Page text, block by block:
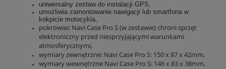
uniwersalny zestaw do instalacji GPS,
umożliwia zamontowanie nawigacji lub smartfona w
kokpicie motocykla,
pokrowiec Navi Case Pro S (w zestawie) chroni sprzęt
elektroniczny przed niesprzyjającymi warunkami
atmosferycznymi,
wymiary zewnętrzne: Navi Case Pro S: 150 x 87 x 42mm,
wymiary wewnętrzne Navi Case Pro S: 146 x 83 x 38mm,